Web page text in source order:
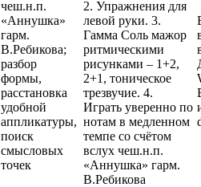
чеш.н.п.
«Аннушка»
гарм.
В.Ребикова;
разбор
формы,
расстановка
удобной
аппликатуры,
поиск
смысловых
точек
2. Упражнения для
левой руки. 3.
Гамма Соль мажор
ритмическими
рисунками – 1+2,
2+1, тоническое
трезвучие. 4.
Играть уверенно по
нотам в медленном
темпе со счётом
вслух чеш.н.п.
«Аннушка» гарм.
В.Ребикова